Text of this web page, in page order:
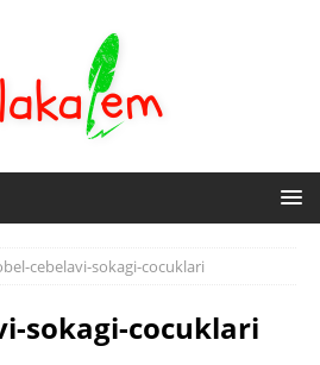
cebelavi-sokagi-cocuklari
sokagi-cocuklari